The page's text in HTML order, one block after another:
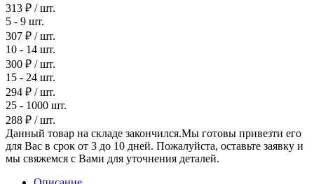
313 ₽ / шт.
5 - 9 шт.
307 ₽ / шт.
10 - 14 шт.
300 ₽ / шт.
15 - 24 шт.
294 ₽ / шт.
25 - 1000 шт.
288 ₽ / шт.
Данный товар на складе закончился.Мы готовы привезти его
для Вас в срок от 3 до 10 дней. Пожалуйста, оставьте заявку и
мы свяжемся с Вами для уточнения деталей.